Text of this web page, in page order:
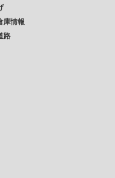
庫情報
路